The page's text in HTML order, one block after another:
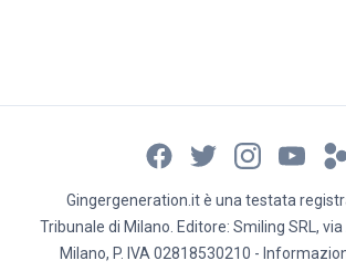
Gingergeneration.it è una testata
Tribunale di Milano. Editore: Smiling SRL,
Milano, P. IVA 02818530210 -